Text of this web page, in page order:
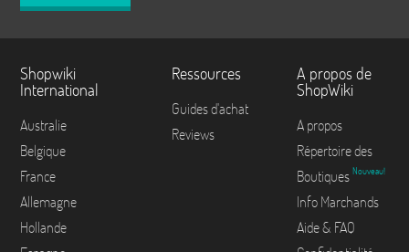
Shopwiki
International
Australie
Belgique
France
Allemagne
Hollande
Ressources
Guides d'achat
Reviews
A propos de
ShopWiki
A propos
Répertoire des
Boutiques Nouveau!
Info Marchands
Aide & FAQ